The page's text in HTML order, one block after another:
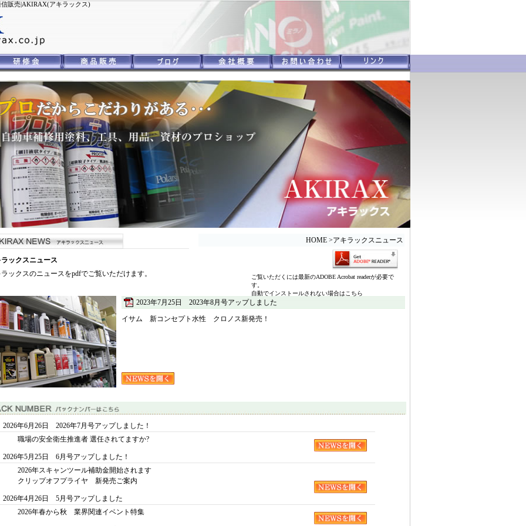
販売|AKIRAX(アキラックス)
ックスニュース
ックスのニュースをpdfでご覧いただけます。
HOME >アキラックスニュース
ご覧いただくには最新のADOBE Acrobat readerが必要で
す。
自動でインストールされない場合はこちら
2023年7月25日 2023年8月号アップしました
イサム 新コンセプト水性 クロノス新発売！
2026年6月26日 2026年7月号アップしました！
職場の安全衛生推進者 選任されてますか?
2026年5月25日 6月号アップしました！
2026年スキャンツール補助金開始されます
クリップオフプライヤ 新発売ご案内
2026年4月26日 5月号アップしました
2026年春から秋 業界関連イベント特集